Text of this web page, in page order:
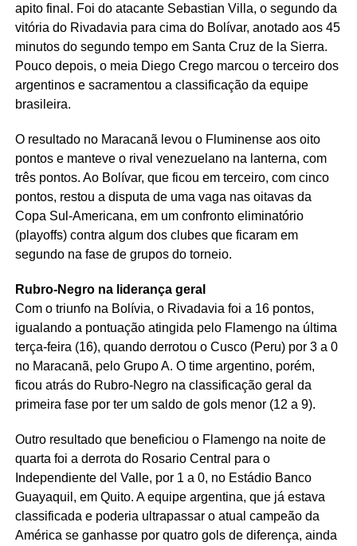
apito final. Foi do atacante Sebastian Villa, o segundo da
vitória do Rivadavia para cima do Bolívar, anotado aos 45
minutos do segundo tempo em Santa Cruz de la Sierra.
Pouco depois, o meia Diego Crego marcou o terceiro dos
argentinos e sacramentou a classificação da equipe
brasileira.
O resultado no Maracanã levou o Fluminense aos oito
pontos e manteve o rival venezuelano na lanterna, com
três pontos. Ao Bolívar, que ficou em terceiro, com cinco
pontos, restou a disputa de uma vaga nas oitavas da
Copa Sul-Americana, em um confronto eliminatório
(playoffs) contra algum dos clubes que ficaram em
segundo na fase de grupos do torneio.
Rubro-Negro na liderança geral
Com o triunfo na Bolívia, o Rivadavia foi a 16 pontos,
igualando a pontuação atingida pelo Flamengo na última
terça-feira (16), quando derrotou o Cusco (Peru) por 3 a 0
no Maracanã, pelo Grupo A. O time argentino, porém,
ficou atrás do Rubro-Negro na classificação geral da
primeira fase por ter um saldo de gols menor (12 a 9).
Outro resultado que beneficiou o Flamengo na noite de
quarta foi a derrota do Rosario Central para o
Independiente del Valle, por 1 a 0, no Estádio Banco
Guayaquil, em Quito. A equipe argentina, que já estava
classificada e poderia ultrapassar o atual campeão da
América se ganhasse por quatro gols de diferença, ainda